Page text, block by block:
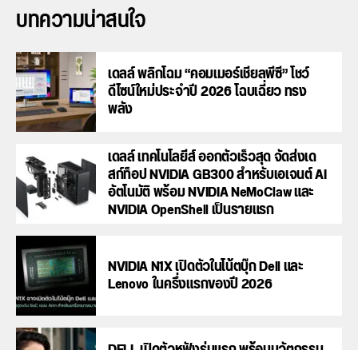
บทความน่าสนใจ
เดลล์ พลิกโฉม “คอมเมอร์เชียลพีซี” โชว์
ดีไซน์ใหม่ประจำปี 2026 โฉบเฉี่ยว ทรง
พลัง
เดลล์ เทคโนโลยีส์ ออกตัวเร็วสุด จัดส่งเด
สก์ท็อป NVIDIA GB300 สำหรับเอเจนต์ AI
อัตโนมัติ พร้อม NVIDIA NeMoClaw และ
NVIDIA OpenShell เป็นรายแรก
NVIDIA N1X เปิดตัวในโน้ตบุ๊ก Dell และ
Lenovo ในครึ่งแรกของปี 2026